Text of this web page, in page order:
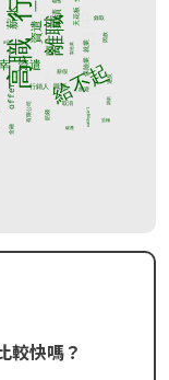
較快嗎？